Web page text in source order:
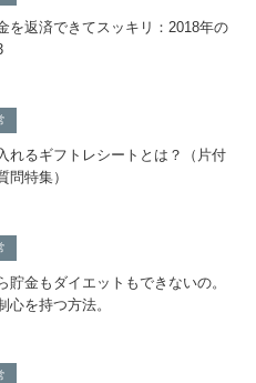
を返済できてスッキリ：2018年の
れるギフトレシートとは？（片付
問特集）
貯金もダイエットもできないの。
心を持つ方法。